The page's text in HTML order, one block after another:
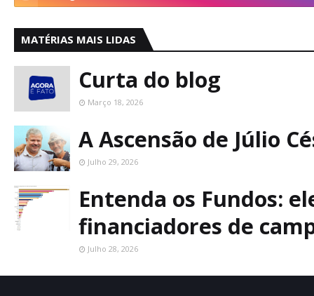
MATÉRIAS MAIS LIDAS
Curta do blog
Março 18, 2026
A Ascensão de Júlio
Julho 29, 2026
Entenda os Fundos:
financiadores de
Julho 28, 2026